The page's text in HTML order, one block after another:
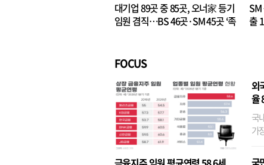
대기업 89곳 중 85곳, 오너家 등기
임원 겸직…BS 46곳·SM 45곳 ‘족
출
FOCUS
외
율
국
가
융